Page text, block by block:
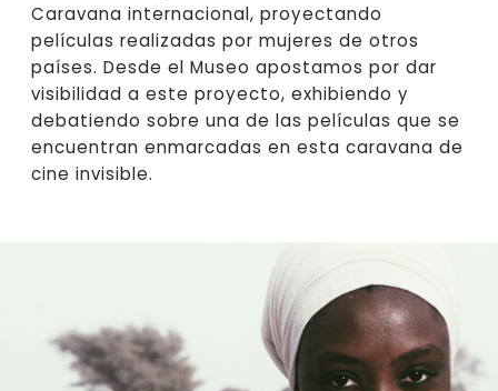
Caravana internacional, proyectando
películas realizadas por mujeres de otros
países. Desde el Museo apostamos por dar
visibilidad a este proyecto, exhibiendo y
debatiendo sobre una de las películas que se
encuentran enmarcadas en esta caravana de
cine invisible.